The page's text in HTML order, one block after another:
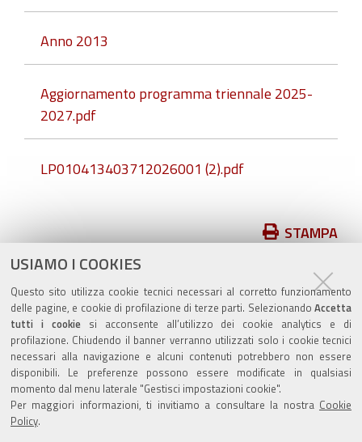
USIAMO I COOKIES
Questo sito utilizza cookie tecnici necessari al corretto funzionamento
delle pagine, e cookie di profilazione di terze parti. Selezionando Accetta
tutti i cookiesi acconsente all’utilizzo dei cookie analytics e di
profilazione. Chiudendo il banner verranno utilizzati solo i cookie tecnici
necessari alla navigazione e alcuni contenuti potrebbero non essere
disponibili. Le preferenze possono essere modificate in qualsiasi
momento dal menu laterale "Gestisci impostazioni cookie".
Per maggiori informazioni, ti invitiamo a consultare la nostra Cookie
Policy.
Anno 2013
Aggiornamento programma triennale 2025-
2027.pdf
LP010413403712026001 (2).pdf
Azioni
sul
documento
STAMPA
pubblicato il28/11/2018
ultima modifica28/11/2018
Valuta questo sito